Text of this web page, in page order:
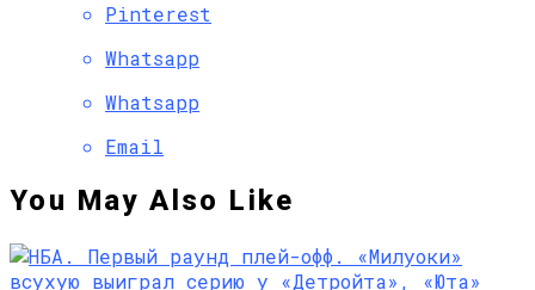
Pinterest
Whatsapp
Whatsapp
Email
You May Also Like